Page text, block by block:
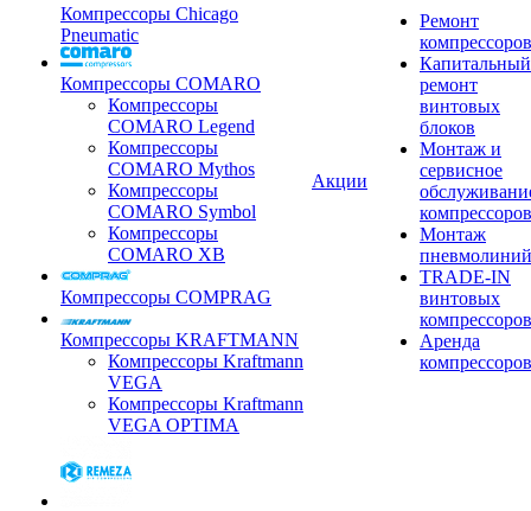
Компрессоры Chicago
Pneumatic
Компрессоры COMARO
Компрессоры
COMARO Legend
Компрессоры
COMARO Mythos
Компрессоры
COMARO Symbol
Компрессоры
COMARO XB
Компрессоры COMPRAG
Компрессоры KRAFTMANN
Компрессоры Kraftmann
VEGA
Компрессоры Kraftmann
VEGA OPTIMA
Акции
Ремонт
компрессоров
Капитальный
ремонт
винтовых
блоков
Монтаж и
сервисное
компрессоров
Монтаж
пневмолиний
TRADE-IN
винтовых
компрессоров
Аренда
компрессоров